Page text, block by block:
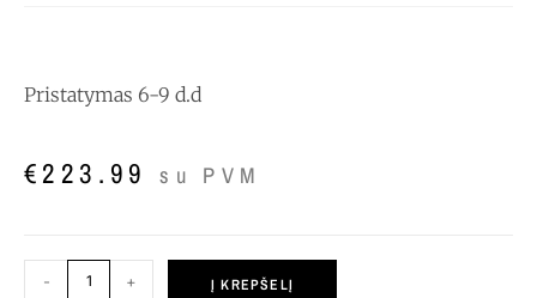
Pristatymas 6-9 d.d
€223.99 su PVM
- + Į KREPŠELĮ